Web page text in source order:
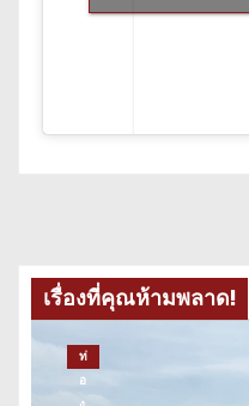
เรื่องที่คุณห้ามพลาด!
ท่
อ